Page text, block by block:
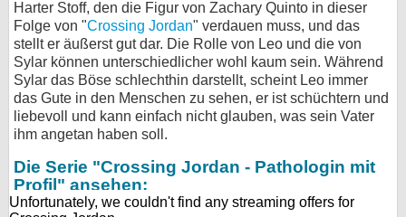
Harter Stoff, den die Figur von Zachary Quinto in dieser
Folge von "Crossing Jordan" verdauen muss, und das
stellt er äußerst gut dar. Die Rolle von Leo und die von
Sylar können unterschiedlicher wohl kaum sein. Während
Sylar das Böse schlechthin darstellt, scheint Leo immer
das Gute in den Menschen zu sehen, er ist schüchtern und
liebevoll und kann einfach nicht glauben, was sein Vater
ihm angetan haben soll.
Die Serie "Crossing Jordan - Pathologin mit
Profil" ansehen: